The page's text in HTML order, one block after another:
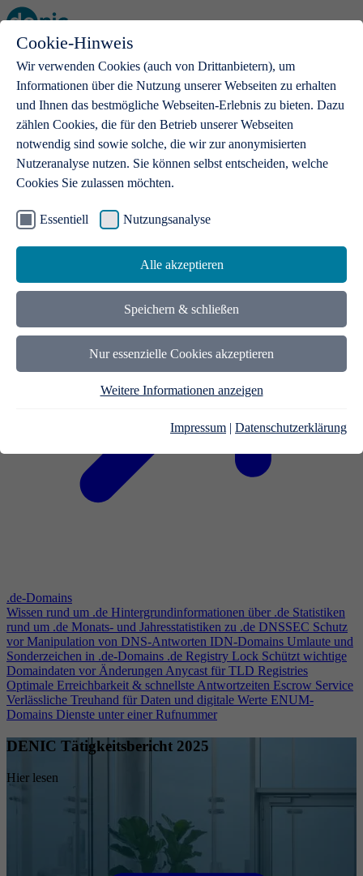
Cookie-Hinweis
Wir verwenden Cookies (auch von Drittanbietern), um
Informationen über die Nutzung unserer Webseiten zu erhalten
und Ihnen das bestmögliche Webseiten-Erlebnis zu bieten. Dazu
zählen Cookies, die für den Betrieb unserer Webseiten
notwendig sind sowie solche, die wir zur anonymisierten
Nutzeranalyse nutzen. Sie können selbst entscheiden, welche
Cookies Sie zulassen möchten.
Essentiell Nutzungsanalyse
Alle akzeptieren
Speichern & schließen
Nur essenzielle Cookies akzeptieren
Weitere Informationen anzeigen
Impressum | Datenschutzerklärung
Open main menu
.de-Domains
Mit einer .de-Domain erhalten Ideen eine Bühne
.de-Domains
Wissen rund um .de Hintergrundinformationen über .de Statistiken
rund um .de Monats- und Jahresstatistiken zu .de DNSSEC Schutz
vor Manipulation von DNS-Antworten IDN-Domains Umlaute und
Sonderzeichen in .de-Domains .de Registry Lock Schützt wichtige
Domaindaten vor ÄnderungenAnycast für TLD Registries
Optimale Erreichbarkeit & schnellste Antwortzeiten Escrow Service
Verlässliche Treuhand für Daten und digitale Werte ENUM-
Domains Dienste unter einer Rufnummer
DENIC Tätigkeitsbericht 2025
Hier lesen